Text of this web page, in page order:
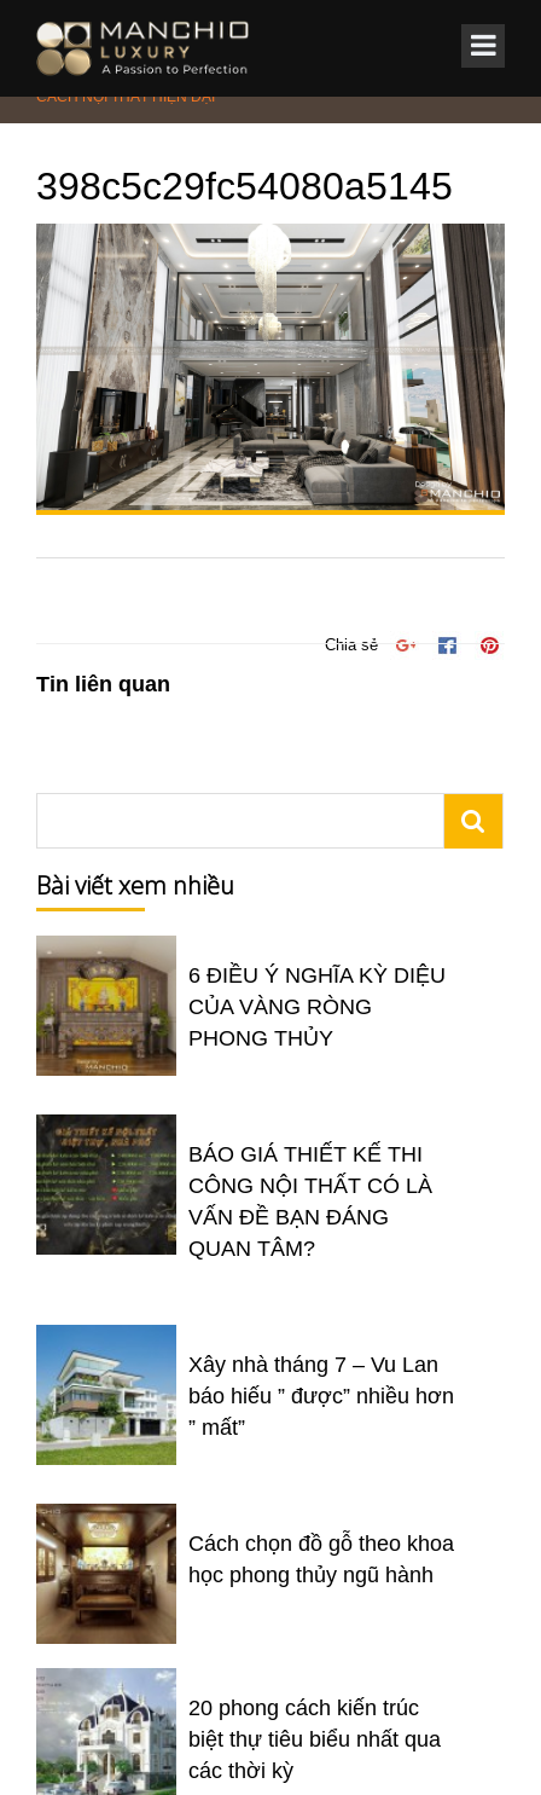
Home/Tin Tức & Sự Kiện/TÍNH THỜI THƯỢNG TRONG PHONG
CÁCH NỘI THẤT HIỆN ĐẠI
398c5c29fc54080a5145
Chia sẻ
Tin liên quan
Bài viết xem nhiều
6 ĐIỀU Ý NGHĨA KỲ DIỆU
CỦA VÀNG RÒNG
PHONG THỦY
BÁO GIÁ THIẾT KẾ THI
CÔNG NỘI THẤT CÓ LÀ
VẤN ĐỀ BẠN ĐÁNG
QUAN TÂM?
Xây nhà tháng 7 – Vu Lan
báo hiếu ” được” nhiều hơn
” mất”
Cách chọn đồ gỗ theo khoa
học phong thủy ngũ hành
20 phong cách kiến trúc
biệt thự tiêu biểu nhất qua
các thời kỳ